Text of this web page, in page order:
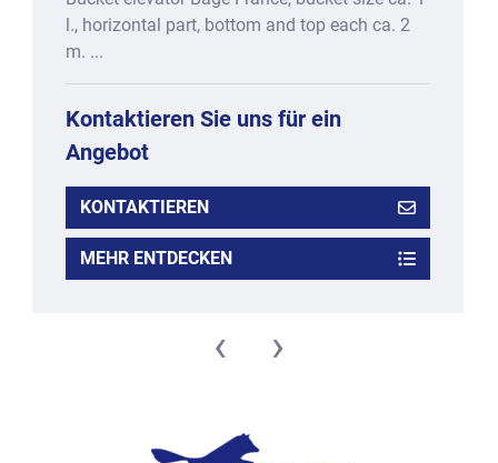
l., horizontal part, bottom and top each ca. 2
m. ...
Kontaktieren Sie uns für ein
Angebot
KONTAKTIEREN
MEHR ENTDECKEN
‹ ›